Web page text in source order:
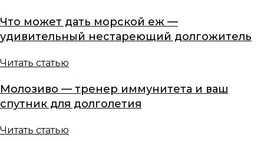
Что может дать морской еж —
удивительный нестареющий долгожитель
Читать статью
Молозиво — тренер иммунитета и ваш
спутник для долголетия
Читать статью